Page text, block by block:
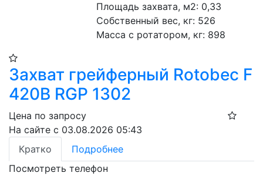
Площадь захвата, м2: 0,33
Собственный вес, кг: 526
Масса с ротатором, кг: 898
Захват грейферный Rotobec F
420B RGP 1302
Цена по запросу
На сайте с 03.08.2026 05:43
Кратко
Подробнее
Посмотреть телефон